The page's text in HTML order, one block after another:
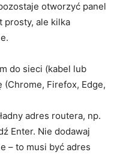
otworzyć panel
prosty, ale kilka
do sieci (kabel lub
(Chrome, Firefox, Edge,
adres routera, np.
Enter. Nie dodawaj
– to musi być adres